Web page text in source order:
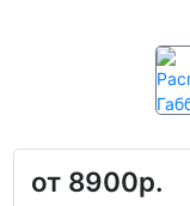
от 8900р.